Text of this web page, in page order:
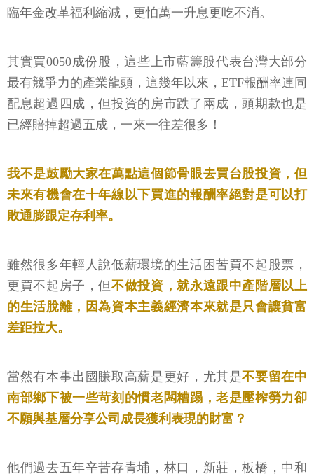
臨年金改革福利縮減，更怕萬一升息更吃不消。
其實買0050成份股，這些上市藍籌股代表台灣大部分
最有競爭力的產業龍頭，這幾年以來，ETF報酬率連同
配息超過四成，但投資的房市跌了兩成，頭期款也是
已經賠掉超過五成，一來一往差很多！
我不是鼓勵大家在萬點這個節骨眼去買台股投資，但
未來有機會在十年線以下買進的報酬率絕對是可以打
敗通膨跟定存利率。
雖然很多年輕人說低薪環境的生活困苦買不起股票，
更買不起房子，但不做投資，就永遠跟中產階層以上
的生活脫離，因為資本主義經濟本來就是只會讓貧富
差距拉大。
當然有本事出國賺取高薪是更好，尤其是不要留在中
南部鄉下被一些苛刻的慣老闆糟蹋，老是壓榨勞力卻
不願與基層分享公司成長獲利表現的財富？
他們過去五年辛苦存青埔，林口，新莊，板橋，中和